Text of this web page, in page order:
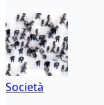
Società